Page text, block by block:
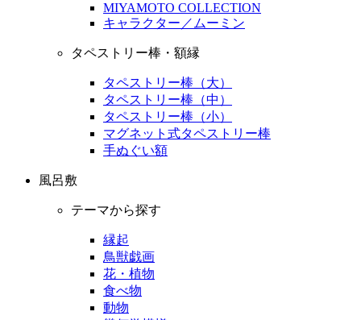
MIYAMOTO COLLECTION
キャラクター／ムーミン
タペストリー棒・額縁
タペストリー棒（大）
タペストリー棒（中）
タペストリー棒（小）
マグネット式タペストリー棒
手ぬぐい額
風呂敷
テーマから探す
縁起
鳥獣戯画
花・植物
食べ物
動物